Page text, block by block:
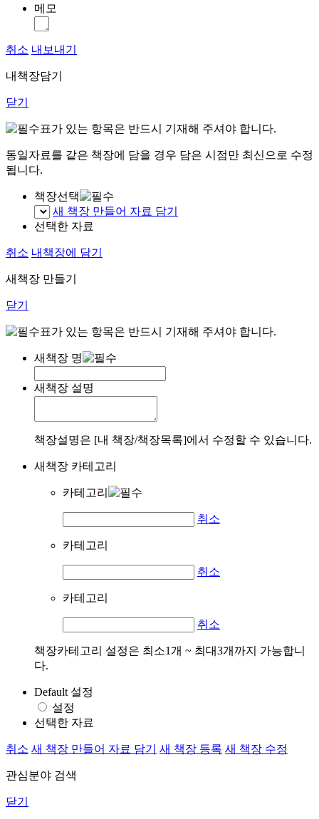
메모
취소 내보내기
내책장담기
닫기
표가 있는 항목은 반드시 기재해 주셔야 합니다.
동일자료를 같은 책장에 담을 경우 담은 시점만 최신으로 수정
됩니다.
책장선택
새 책장 만들어 자료 담기
선택한 자료
취소 내책장에 담기
새책장 만들기
닫기
표가 있는 항목은 반드시 기재해 주셔야 합니다.
새책장 명
새책장 설명
책장설명은 [내 책장/책장목록]에서 수정할 수 있습니다.
새책장 카테고리
카테고리
취소
카테고리
취소
카테고리
취소
책장카테고리 설정은 최소1개 ~ 최대3개까지 가능합니
다.
Default 설정
설정
선택한 자료
취소 새 책장 만들어 자료 담기 새 책장 등록 새 책장 수정
관심분야 검색
닫기